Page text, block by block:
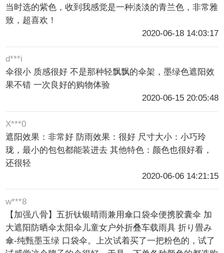
当时选的紫色，收到我感觉是一种淡淡的青兰色，非常雅
致，超喜欢！
2020-06-18 14:03:17
d***i
伞很小 质感很好 不是那种轻飘飘的伞架，墨绿色遮阳效
果不错 一次良好的购物体验
2020-06-15 20:05:48
X***0
遮阳效果：非常好 防雨效果：很好 尺寸大小：小巧玲
珑，最小的包包都能装进去 其他特色：颜色也很好看，
还很轻
2020-06-06 14:21:15
w***8
【加强八骨】五折钛银晴雨兼用傘口袋伞便携胶囊伞 加
大遮阳防晒伞太阳伞儿童女户外折叠车载雨具 折り畳み
傘-纯甄墨玉绿 口袋伞。上次试着买了一把粉色的，试了